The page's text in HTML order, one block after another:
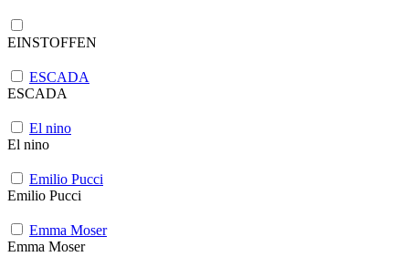
EINSTOFFEN
ESCADA
ESCADA
El nino
El nino
Emilio Pucci
Emilio Pucci
Emma Moser
Emma Moser